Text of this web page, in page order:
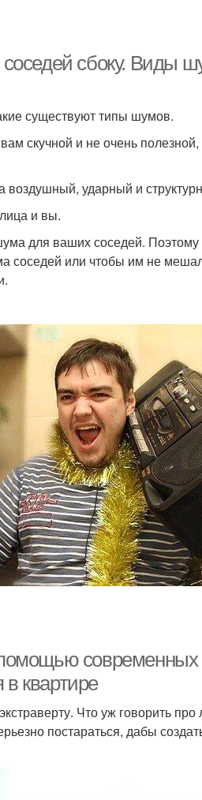
сбоку. Виды
существуют типы шумов.
скучной и не очень
ударный и
и вы.
для ваших соседей. Поэтому
соседей или чтобы им не
современных
квартире
Что уж говорить
постараться, дабы